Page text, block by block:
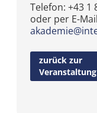
Telefon: +43 1
oder per E-
zurück zur